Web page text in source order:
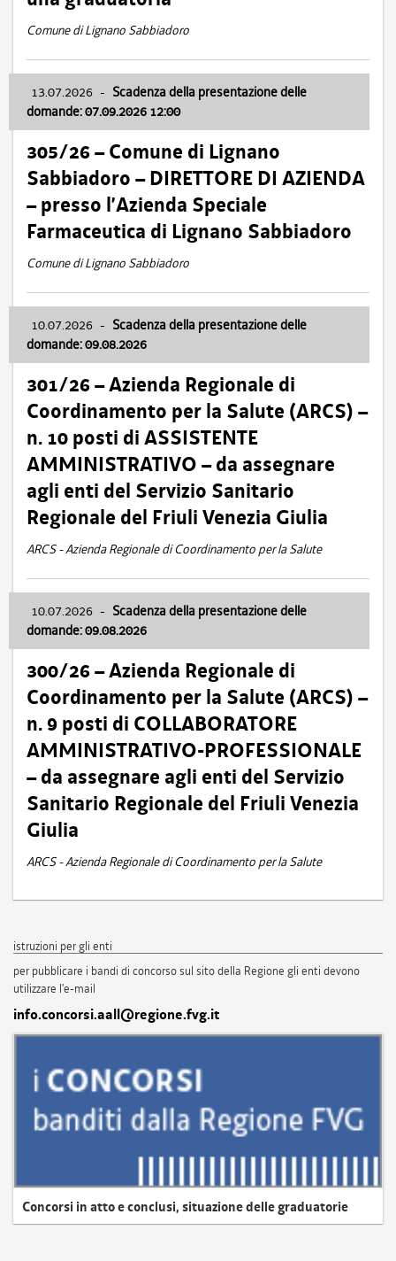
Comune di Lignano Sabbiadoro
13.07.2026 - Scadenza della presentazione delle
domande: 07.09.2026 12:00
305/26 – Comune di Lignano
Sabbiadoro – DIRETTORE DI AZIENDA
– presso l’Azienda Speciale
Farmaceutica di Lignano Sabbiadoro
Comune di Lignano Sabbiadoro
10.07.2026 - Scadenza della presentazione delle
domande: 09.08.2026
301/26 – Azienda Regionale di
Coordinamento per la Salute (ARCS) –
n. 10 posti di ASSISTENTE
AMMINISTRATIVO – da assegnare
agli enti del Servizio Sanitario
Regionale del Friuli Venezia Giulia
ARCS - Azienda Regionale di Coordinamento per la Salute
10.07.2026 - Scadenza della presentazione delle
domande: 09.08.2026
300/26 – Azienda Regionale di
Coordinamento per la Salute (ARCS) –
n. 9 posti di COLLABORATORE
AMMINISTRATIVO-PROFESSIONALE
– da assegnare agli enti del Servizio
Sanitario Regionale del Friuli Venezia
Giulia
ARCS - Azienda Regionale di Coordinamento per la Salute
istruzioni per gli enti
per pubblicare i bandi di concorso sul sito della Regione gli enti devono
utilizzare l'e-mail
info.concorsi.aall@regione.fvg.it
Concorsi in atto e conclusi, situazione delle graduatorie